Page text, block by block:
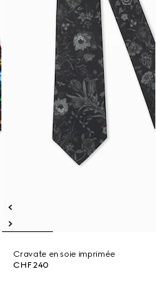
Cravate en soie imprimée
CHF 240